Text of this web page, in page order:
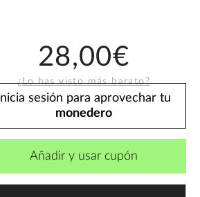
28,00€
¿Lo has visto más barato?
Inicia sesión para aprovechar tu
monedero
Añadir y usar cupón